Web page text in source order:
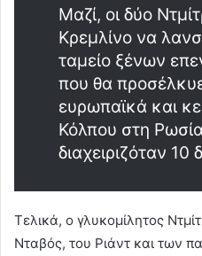
Μαζί, οι δύο
Κρεμλίνο να
ταμείο ξένων
που θα
ευρωπαϊκά και
Κόλπου στη
διαχειριζόταν 10
Τελικά, ο γλυκομίλητος
Νταβός, του Ριάντ και των